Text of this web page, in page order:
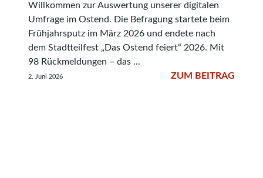
Willkommen zur Auswertung unserer digitalen
Umfrage im Ostend. Die Befragung startete beim
Frühjahrsputz im März 2026 und endete nach
dem Stadtteilfest „Das Ostend feiert“ 2026. Mit
98 Rückmeldungen – das ...
2. Juni 2026 ZUM BEITRAG